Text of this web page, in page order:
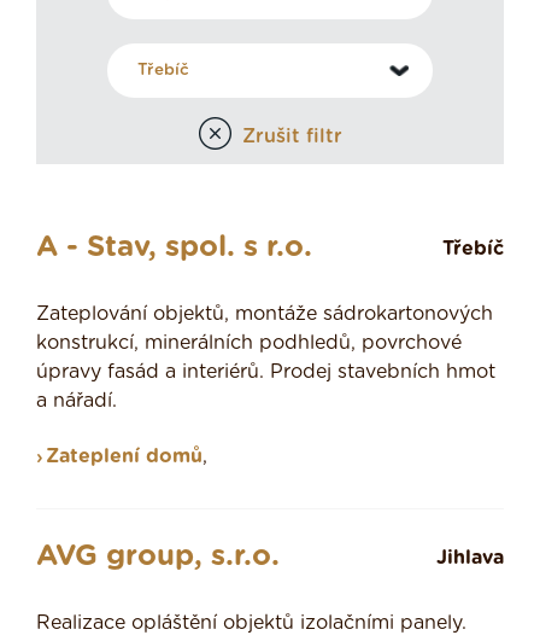
Zrušit filtr
A - Stav, spol. s r.o. Třebíč
Zateplování objektů, montáže sádrokartonových
konstrukcí, minerálních podhledů, povrchové
úpravy fasád a interiérů. Prodej stavebních hmot
a nářadí.
Zateplení domů,
AVG group, s.r.o. Jihlava
Realizace opláštění objektů izolačními panely.